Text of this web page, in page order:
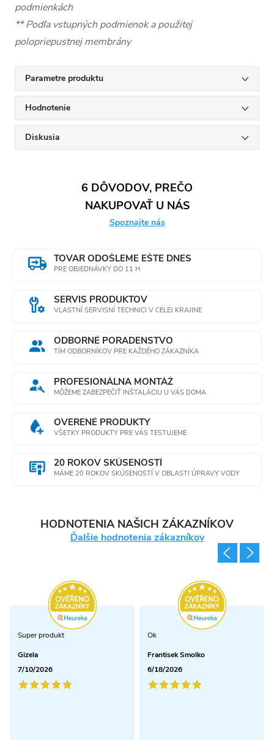
podmienkách
** Podľa vstupných podmienok a použitej
polopriepustnej membrány
Parametre produktu
Hodnotenie
Diskusia
6 DÔVODOV, PREČO
NAKUPOVAŤ U NÁS
Spoznajte nás
TOVAR ODOŠLEME EŠTE DNES
PRE OBJEDNÁVKY DO 11 H
SERVIS PRODUKTOV
VLASTNÍ SERVISNÍ TECHNICI V CELEJ KRAJINE
ODBORNÉ PORADENSTVO
TÍM ODBORNÍKOV PRE KAŽDÉHO ZÁKAZNÍKA
PROFESIONÁLNA MONTÁŽ
MÔŽEME ZABEZPEČIŤ INŠTALÁCIU U VÁS DOMA
OVERENÉ PRODUKTY
VŠETKY PRODUKTY PRE VÁS TESTUJEME
20 ROKOV SKÚSENOSTÍ
MÁME 20 ROKOV SKÚSENOSTÍ V OBLASTI ÚPRAVY VODY
HODNOTENIA NAŠICH ZÁKAZNÍKOV
Ďalšie hodnotenia zákazníkov
Super produkt
Gizela
7/10/2026
Ok
Frantisek Smolko
6/18/2026